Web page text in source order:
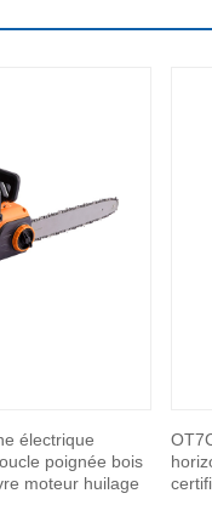
électrique
poignée bois
moteur huilage